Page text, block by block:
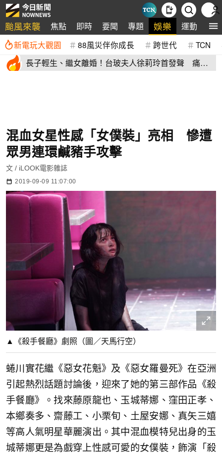
颱風來襲 焦點 即時 要聞 專題 娛樂 運動 全
新電玩大觀園 88風災伴你成長 跨世代 TCN
長子輕生、繼女離婚！台玻夫人徐莉玲首發聲 痛揭
混血女星性感「女僕裝」亮相 慘遭
眾男連環鹹豬手攻擊
文 / iLOOK電影雜誌
2019-09-09 11:07:00
▲《殺手餐廳》劇照（圖／天馬行空）
蜷川實花繼《惡女花魁》及《惡女羅曼死》在亞洲
引起熱烈話題討論後，迎來了她的第三部作品《殺
手餐廳》。找來藤原龍也、玉城蒂娜、窪田正孝、
本鄉奏多、齋藤工、小栗旬、土屋安娜、真矢三嬉
等高人氣明星華麗演出。其中混血模特兒出身的玉
城蒂娜更是為戲穿上性感可愛的女僕裝，飾演「殺